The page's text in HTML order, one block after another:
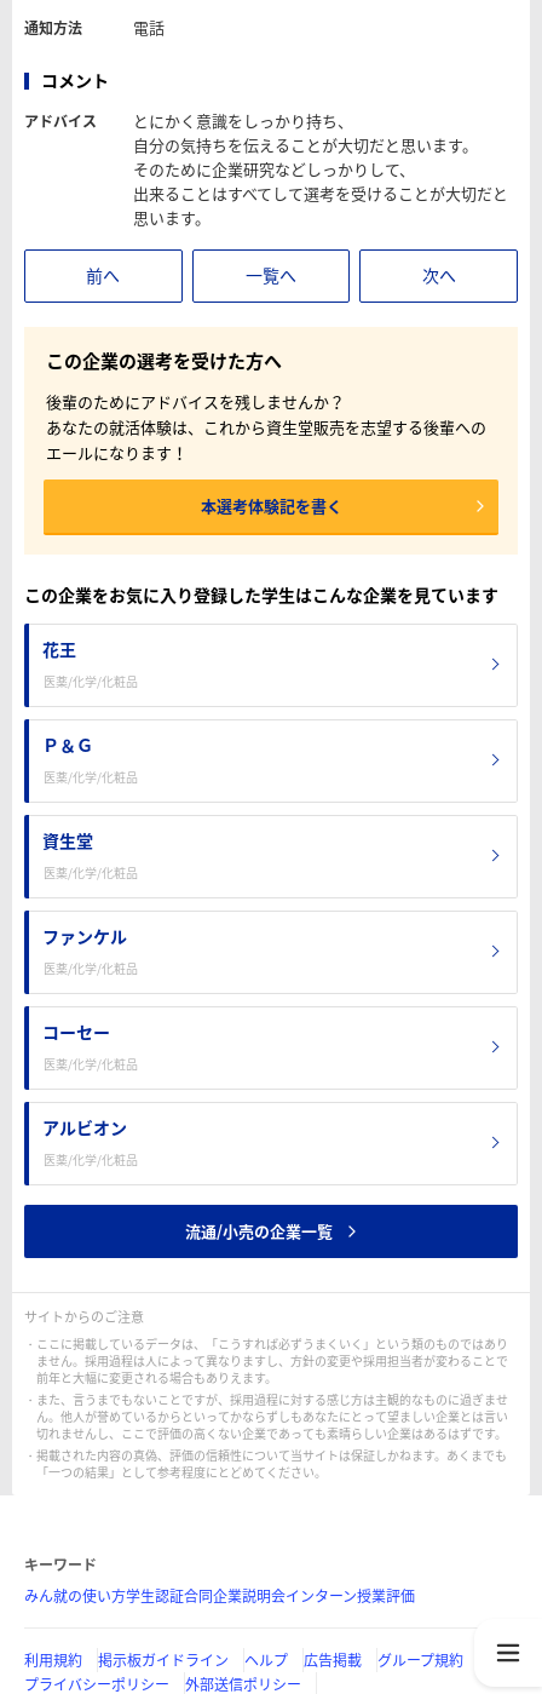
通知方法 電話
コメント
アドバイス
とにかく意識をしっかり持ち、
自分の気持ちを伝えることが大切だと思います。
そのために企業研究などしっかりして、
出来ることはすべてして選考を受けることが大切だと
思います。
前へ 一覧へ 次へ
この企業の選考を受けた方へ
後輩のためにアドバイスを残しませんか？
あなたの就活体験は、これから資生堂販売を志望する後輩への
エールになります！
本選考体験記を書く
この企業をお気に入り登録した学生はこんな企業を見ています
花王
医薬/化学/化粧品
Ｐ＆Ｇ
医薬/化学/化粧品
資生堂
医薬/化学/化粧品
ファンケル
医薬/化学/化粧品
コーセー
医薬/化学/化粧品
アルビオン
医薬/化学/化粧品
流通/小売の企業一覧
サイトからのご注意
ここに掲載しているデータは、「こうすれば必ずうまくいく」という類のものではあり
ません。採用過程は人によって異なりますし、方針の変更や採用担当者が変わることで
前年と大幅に変更される場合もありえます。
また、言うまでもないことですが、採用過程に対する感じ方は主観的なものに過ぎませ
ん。他人が誉めているからといってかならずしもあなたにとって望ましい企業とは言い
切れませんし、ここで評価の高くない企業であっても素晴らしい企業はあるはずです。
掲載された内容の真偽、評価の信頼性について当サイトは保証しかねます。あくまでも
「一つの結果」として参考程度にとどめてください。
キーワード
みん就の使い方学生認証合同企業説明会インターン授業評価
利用規約 掲示板ガイドライン ヘルプ 広告掲載
グループ規約
プライバシーポリシー
外部送信ポリシー